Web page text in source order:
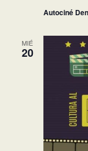
Autociné
MIÉ
20